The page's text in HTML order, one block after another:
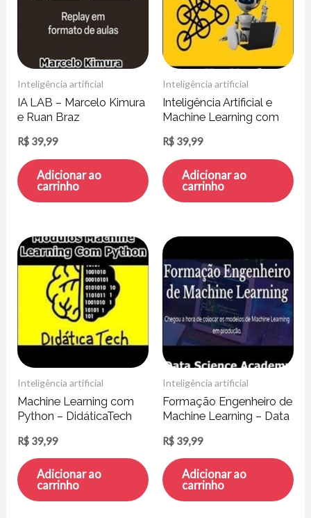
Inteligência artificial
IA LAB – Marcelo Kimura
e Ruan Braz
R$ 39,99
Adicionar ao
carrinho
Inteligência artificial
Inteligência Artificial e
Machine Learning com
Varriano
R$ 39,99
Adicionar ao
carrinho
Inteligência artificial
Machine Learning com
Python – DidáticaTech
R$ 39,99
Adicionar ao
carrinho
Inteligência artificial
Formação Engenheiro de
Machine Learning – Data
R$ 39,99
Adicionar ao
carrinho